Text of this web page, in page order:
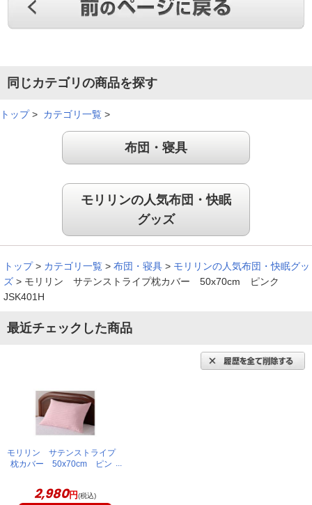
同じカテゴリの商品を探す
トップ> カテゴリ一覧 >
布団・寝具
モリリンの人気布団・快眠
グッズ
トップ > カテゴリ一覧 > 布団・寝具 > モリリンの人気布団・快眠グッ
ズ > モリリン サテンストライプ枕カバー 50x70cm ピンク
JSK401H
最近チェックした商品
モリリン サテンストライプ
枕カバー 50x70cm ピン
2,980円(税込)